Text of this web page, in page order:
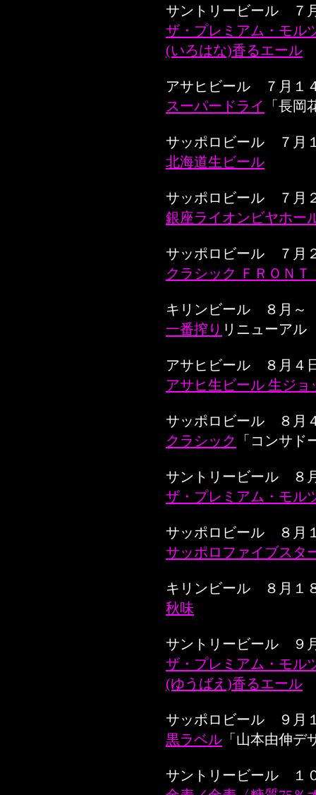
サントリービール ７
ザ・プレミアム・モル
(いろはな)香るエール
アサヒビール ７月１
スーパードライ
「長岡
サッポロビール ７月
北海道生ビール
サッポロビール ７月
銀座ライオンビヤホー
サッポロビール ７月
クラシック ＦＲＯＮ
キリンビール ８月～
一番搾り リニューアル
アサヒビール ８月４
アサヒ生ビール 生ジョ
サッポロビール ８月
クラシック
「コンサド
サントリービール ８
ザ・プレミアム・モル
サッポロビール ８月
サッポロファイブスタ
キリンビール ８月１
秋味
サントリービール ９
ザ・プレミアム・モル
(ゆうばえ)香るエール
サッポロビール ９月
黒ラベル 「山本由伸デ
サントリービール １